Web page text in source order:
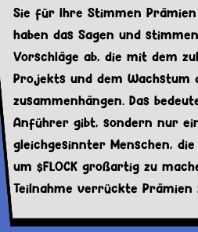
Sie für Ihre Stimmen
haben das Sagen und
Vorschläge ab, die mit dem
Projekts und dem Wachstum
zusammenhängen. Das
Anführer gibt, sondern nur
gleichgesinnter Menschen,
um $FLOCK großartig zu
Teilnahme verrückte Prämien